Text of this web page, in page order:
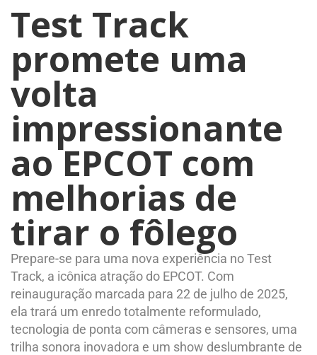
Test Track
promete uma
volta
impressionante
ao EPCOT com
melhorias de
tirar o fôlego
Prepare-se para uma nova experiência no Test
Track, a icônica atração do EPCOT. Com
reinauguração marcada para 22 de julho de 2025,
ela trará um enredo totalmente reformulado,
tecnologia de ponta com câmeras e sensores, uma
trilha sonora inovadora e um show deslumbrante de